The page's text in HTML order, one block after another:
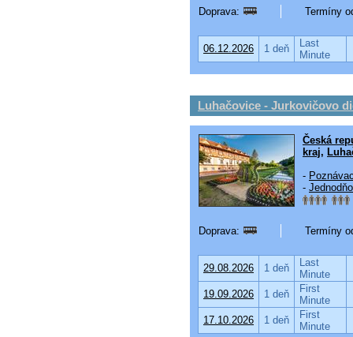
Doprava: Termíny
06.12.2026 1 deň
Last
Minute
Luhačovice - Jurkovičovo
Česká
kraj,
-
-
Doprava: Termíny
29.08.2026 1 deň
Last
Minute
19.09.2026
1 deň
First
Minute
17.10.2026
1 deň
First
Minute